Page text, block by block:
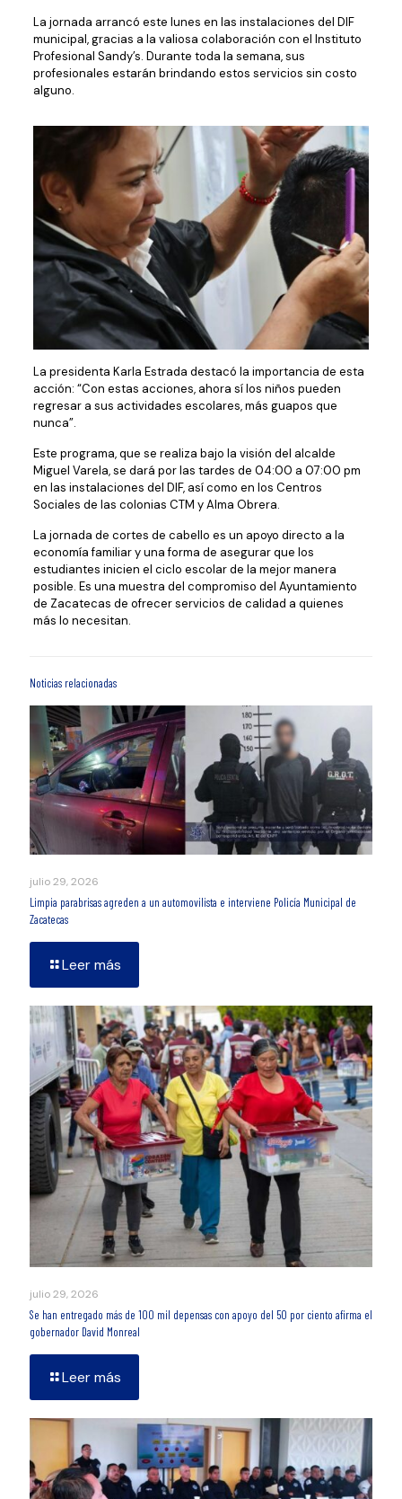
La jornada arrancó este lunes en las instalaciones del DIF
municipal, gracias a la valiosa colaboración con el Instituto
Profesional Sandy’s. Durante toda la semana, sus
profesionales estarán brindando estos servicios sin costo
alguno.
La presidenta Karla Estrada destacó la importancia de esta
acción: “Con estas acciones, ahora sí los niños pueden
regresar a sus actividades escolares, más guapos que
nunca”.
Este programa, que se realiza bajo la visión del alcalde
Miguel Varela, se dará por las tardes de 04:00 a 07:00 pm
en las instalaciones del DIF, así como en los Centros
Sociales de las colonias CTM y Alma Obrera.
La jornada de cortes de cabello es un apoyo directo a la
economía familiar y una forma de asegurar que los
estudiantes inicien el ciclo escolar de la mejor manera
posible. Es una muestra del compromiso del Ayuntamiento
de Zacatecas de ofrecer servicios de calidad a quienes
más lo necesitan.
Noticias relacionadas
julio 29, 2026
Limpia parabrisas agreden a un automovilista e interviene Policía Municipal de
Zacatecas
Leer más
julio 29, 2026
Se han entregado más de 100 mil depensas con apoyo del 50 por ciento afirma el
gobernador David Monreal
Leer más